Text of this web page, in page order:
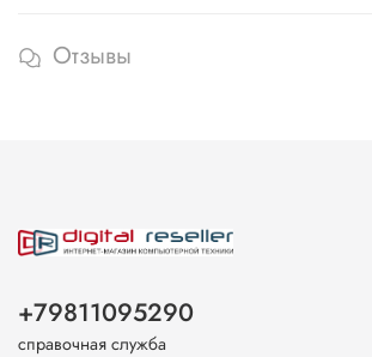
Отзывы
+79811095290
справочная служба